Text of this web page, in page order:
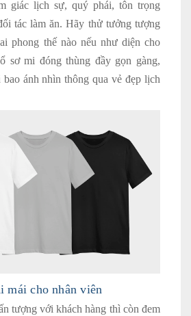
giác lịch sự, quý phái, tôn trọng
tác làm ăn. Hãy thử tưởng tượng
phong thế nào nếu như diện cho
sơ mi đóng thùng đầy gọn gàng,
bao ánh nhìn thông qua vẻ đẹp lịch
mái cho nhân viên
tượng với khách hàng thì còn đem